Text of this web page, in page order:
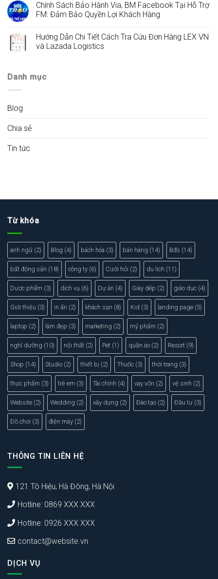
Chính Sách Bảo Hành Via, BM Facebook Tại Hỗ Trợ
FM: Đảm Bảo Quyền Lợi Khách Hàng
Hướng Dẫn Chi Tiết Cách Tra Cứu Đơn Hàng LEX VN
và Lazada Logistics
Danh mục
Blog
Chia sẻ
Tin tức
Từ khóa
anh ngữ (2) Blog (4) bách hóa (3) bán hàng (14) Bđs (14)
bất động sản (18) công ty (6) Cưới hỏi (2) du lịch (11)
Dược phẩm (3) dịch vụ (6) Dự án (4) Giày dép (2) giáo dục (4)
Giới thiệu (3) in ấn (2) khách sạn (8) Kid (3) landing page (5)
laptop (2) làm đẹp (3) marketing (2) mỹ phẩm (2)
nghỉ dưỡng (10) nội thất (2) Pet (1) quần áo (2) Resort (9)
Shop (14) Studio (2) thiết bị (2) Thuốc (3) thời trang (3)
thực phẩm (3) trẻ em (3) Tài chính (4) vay vốn (2) vệ sinh (2)
Website (2) Wedding (2) xây dựng (2) Đào tạo (2) Đầu tư (3)
Đồ chơi (3) điện máy (2)
THÔNG TIN LIÊN HỆ
121 Tô Hiệu, Hà Đông, Hà Nội
Hotline: 0869 XXX XXX
Hotline: 0926 XXX XXX
contact@website.vn
DỊCH VỤ